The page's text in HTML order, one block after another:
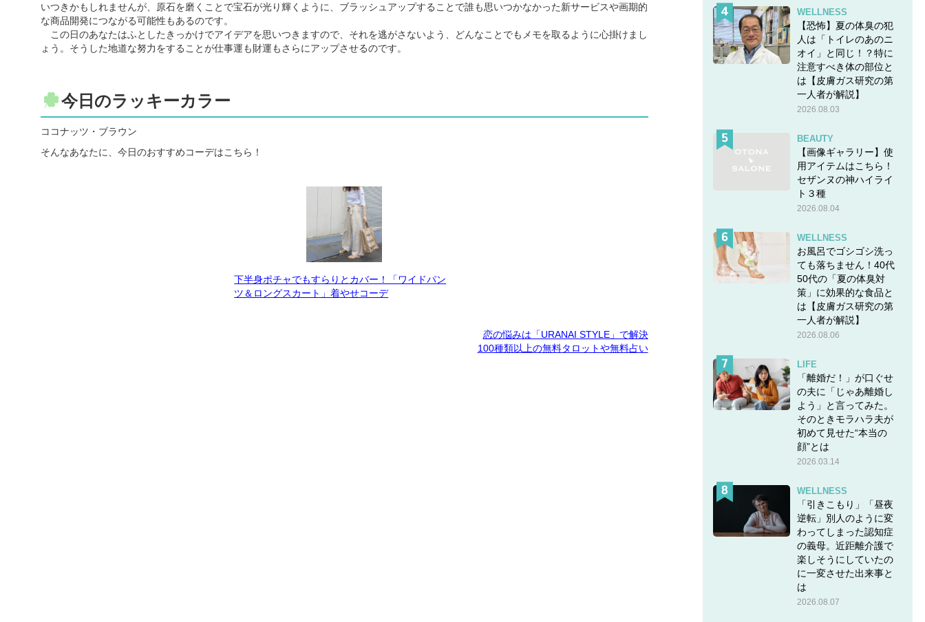
いつきかもしれませんが、原石を磨くことで宝石が光り輝くように、ブラッシュアップすることで誰も思いつかなかった新サービスや画期的
な商品開発につながる可能性もあるのです。
この日のあなたはふとしたきっかけでアイデアを思いつきますので、それを逃がさないよう、どんなことでもメモを取るように心掛けまし
ょう。そうした地道な努力をすることが仕事運も財運もさらにアップさせるのです。
今日のラッキーカラー
ココナッツ・ブラウン
そんなあなたに、今日のおすすめコーデはこちら！
下半身ポチャでもすらりとカバー！「ワイドパン
ツ＆ロングスカート」着やせコーデ
恋の悩みは「URANAI STYLE」で解決
100種類以上の無料タロットや無料占い
WELLNESS
【恐怖】夏の体臭の犯
人は「トイレのあのニ
オイ」と同じ！？特に
注意すべき体の部位と
は【皮膚ガス研究の第
一人者が解説】
2026.08.03
BEAUTY
【画像ギャラリー】使
用アイテムはこちら！
セザンヌの神ハイライ
ト３種
2026.08.04
WELLNESS
お風呂でゴシゴシ洗っ
ても落ちません！40代
50代の「夏の体臭対
策」に効果的な食品と
は【皮膚ガス研究の第
一人者が解説】
2026.08.06
LIFE
「離婚だ！」が口ぐせ
の夫に「じゃあ離婚し
よう」と言ってみた。
そのときモラハラ夫が
初めて見せた“本当の
顔”とは
2026.03.14
WELLNESS
「引きこもり」「昼夜
逆転」別人のように変
わってしまった認知症
の義母。近距離介護で
楽しそうにしていたの
に一変させた出来事と
は
2026.08.07